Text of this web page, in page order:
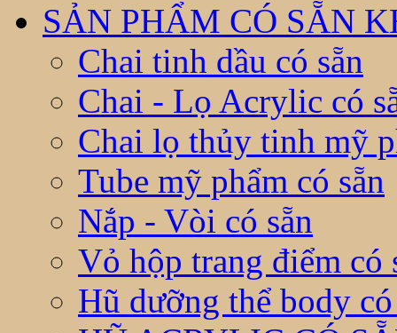
SẢN PHẨM CÓ SẴN
Chai tinh dầu có sẵn
Chai - Lọ Acrylic có
Chai lọ thủy tinh mỹ
Tube mỹ phẩm có sẵn
Nắp - Vòi có sẵn
Vỏ hộp trang điểm có
Hũ dưỡng thể body có